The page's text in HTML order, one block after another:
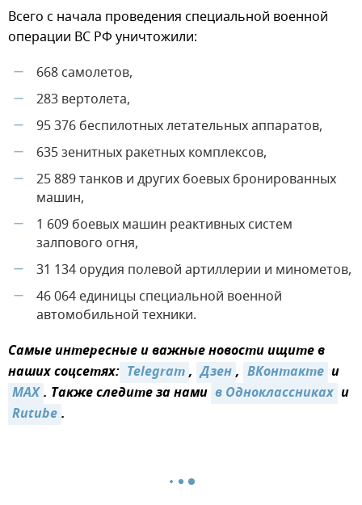
Всего с начала проведения специальной военной
операции ВС РФ уничтожили️:
— 668 самолетов,
— 283 вертолета,
— 95 376 беспилотных летательных аппаратов,
— 635 зенитных ракетных комплексов,
—
25 889 танков и других боевых бронированных
машин,
—
1 609 боевых машин реактивных систем
залпового огня,
— 31 134 орудия полевой артиллерии и минометов,
—
46 064 единицы специальной военной
автомобильной техники.
Самые интересные и важные новости ищите в
наших соцсетях: Telegram, Дзен, ВКонтакте и
MAX. Также следите за нами в Одноклассниках и
Rutube.